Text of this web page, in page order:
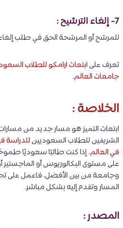
7- إلغاء الترشيح :
للمرشح أو المرشحة الحق في طلب
تعرف علىابتعاث ارامكو للطلاب
جامعات العالم.
الخلاصة :
ابتعاث التميز هو مسار جديد من
الشريفين للطلاب السعوديينللدراسة
في العالم. إذا كنت طالبًا سعوديًا
على مستوى البكالوريوس أو الماجستير
وجامعة من بين الأفضل، فاعمل على
المسار وتقدم إليه بشكل مباشر.
المصدر :